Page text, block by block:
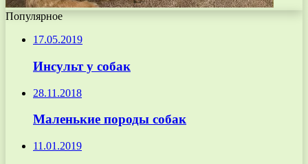
Популярное
17.05.2019
Инсульт у собак
28.11.2018
Маленькие породы собак
11.01.2019